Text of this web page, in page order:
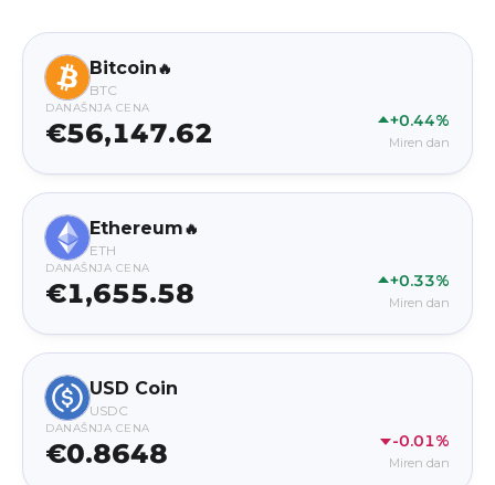
Bitcoin🔥
BTC
DANAŠNJA CENA
€56,147.62 +0.44%
Miren dan
Ethereum🔥
ETH
DANAŠNJA CENA
€1,655.58 +0.33%
Miren dan
USD Coin
USDC
DANAŠNJA CENA
€0.8648 -0.01%
Miren dan